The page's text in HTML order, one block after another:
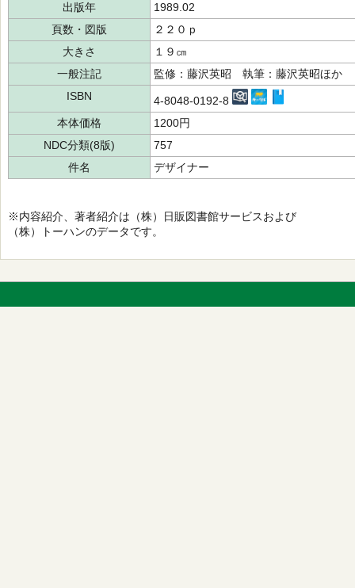
出版年
1989.02
頁数・図版
２２０ｐ
大きさ
１９㎝
一般注記
監修：藤沢英昭 執筆：藤沢英昭ほか
ISBN
4-8048-0192-8
本体価格
1200円
NDC分類(8版)
757
件名
デザイナー
※内容紹介、著者紹介は（株）日販図書館サービスおよび
（株）トーハンのデータです。